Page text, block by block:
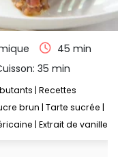
45 min
35 min
Recettes
brun Tarte sucrée
Extrait de vanille